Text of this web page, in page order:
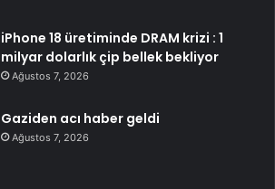
iPhone 18 üretiminde DRAM krizi : 1
milyar dolarlık çip bellek bekliyor
Ağustos 7, 2026
Gaziden acı haber geldi
Ağustos 7, 2026